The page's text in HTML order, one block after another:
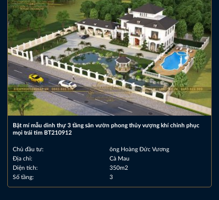
Bật mí mẫu dinh thự 3 tầng sân vườn phong thủy vượng khí chinh phục
mọi trái tim BT210912
Chủ đầu tư:
ông Hoàng Đức Vương
Địa chỉ:
Cà Mau
Diện tích:
350m2
Số tầng:
3